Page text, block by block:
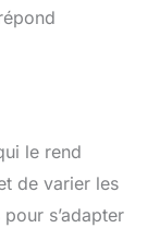
le rend
de varier les
s’adapter